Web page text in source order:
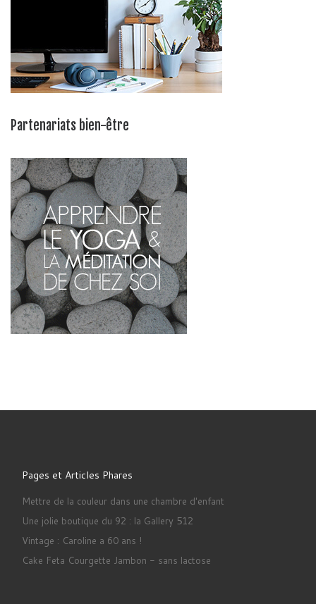
Partenariats bien-être
Pages et Articles Phares
Mettre de la couleur dans une chambre d'enfant
Une jolie boutique du 92 : la Gallery 512
Vintage : Caroline a 60 ans !
Cake Feta Courgette Jambon - sans lactose